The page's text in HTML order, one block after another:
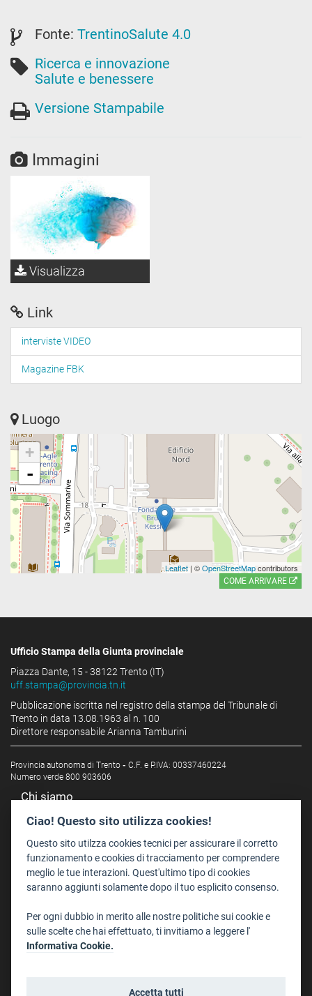
Fonte: TrentinoSalute 4.0
Ricerca e innovazione
Salute e benessere
Versione Stampabile
Immagini
Visualizza
Link
interviste VIDEO
Magazine FBK
Luogo
+
-
Leaflet | ©OpenStreetMapcontributors
COME ARRIVARE
Ufficio Stampa della Giunta provinciale
Piazza Dante, 15 - 38122 Trento (IT)
uff.stampa@provincia.tn.it
Pubblicazione iscritta nel registro della stampa del Tribunale di
Trento in data 13.08.1963 al n. 100
Direttore responsabile Arianna Tamburini
Provincia autonoma di Trento - C.F. e P.IVA: 00337460224
Numero verde 800 903606
Chi siamo
Redazione
Staff
Format - Centro Audiovisivi
Trentino Film Commission
Dove Siamo
Struttura di riferimento
Ciao! Questo sito utilizza cookies!
Questo sito utilzza cookies tecnici per assicurare il corretto
funzionamento e cookies di tracciamento per comprendere
meglio le tue interazioni. Quest'ultimo tipo di cookies
saranno aggiunti solamente dopo il tuo esplicito consenso.
Per ogni dubbio in merito alle nostre politiche sui cookie e
sulle scelte che hai effettuato, ti invitiamo a leggere l'
Informativa Cookie.
Accetta tutti